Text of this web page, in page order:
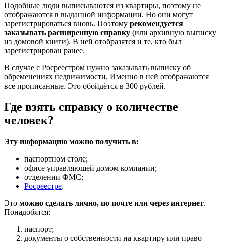
Подобные люди выписываются из квартиры, поэтому не
отображаются в выданной информации. Но они могут
зарегистрироваться вновь. Поэтому рекомендуется
заказывать расширенную справку (или архивную выписку
из домовой книги). В ней отобразятся и те, кто был
зарегистрирован ранее.
В случае с Росреестром нужно заказывать выписку об
обременениях недвижимости. Именно в ней отображаются
все прописанные. Это обойдётся в 300 рублей.
Где взять справку о количестве
человек?
Эту информацию можно получить в:
паспортном столе;
офисе управляющей домом компании;
отделении ФМС;
Росреестре.
Это можно сделать лично, по почте или через интернет.
Понадобятся:
паспорт;
документы о собственности на квартиру или право